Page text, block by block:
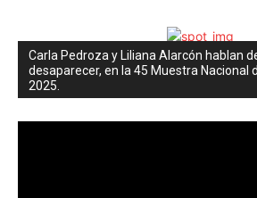
Carla Pedroza y Liliana Alarcón hablan
desaparecer, en la 45 Muestra Nacional
2025.